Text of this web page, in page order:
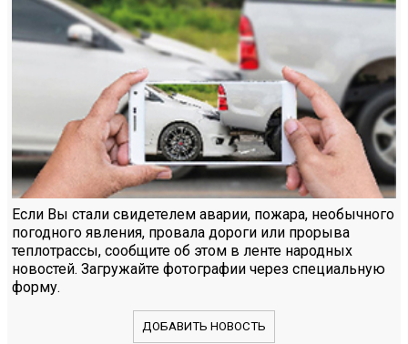
Если Вы стали свидетелем аварии, пожара, необычного
погодного явления, провала дороги или прорыва
теплотрассы, сообщите об этом в ленте народных
новостей. Загружайте фотографии через специальную
форму.
ДОБАВИТЬ НОВОСТЬ